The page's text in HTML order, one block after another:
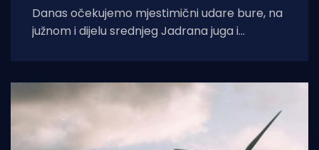
Danas očekujemo mjestimični udare bure, na
južnom i dijelu srednjeg Jadrana juga i